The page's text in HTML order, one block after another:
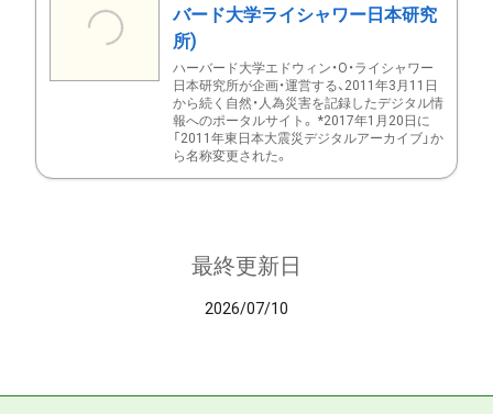
バード大学ライシャワー日本研究
所)
ハーバード大学エドウィン・O・ライシャワー
日本研究所が企画・運営する、2011年3月11日
から続く自然・人為災害を記録したデジタル情
報へのポータルサイト。 *2017年1月20日に
「2011年東日本大震災デジタルアーカイブ」か
ら名称変更された。
最終更新日
2026/07/10